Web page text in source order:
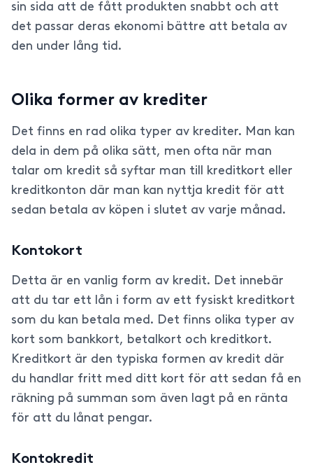
sin sida att de fått produkten snabbt och att
det passar deras ekonomi bättre att betala av
den under lång tid.
Olika former av krediter
Det finns en rad olika typer av krediter. Man kan
dela in dem på olika sätt, men ofta när man
talar om kredit så syftar man till kreditkort eller
kreditkonton där man kan nyttja kredit för att
sedan betala av köpen i slutet av varje månad.
Kontokort
Detta är en vanlig form av kredit. Det innebär
att du tar ett lån i form av ett fysiskt kreditkort
som du kan betala med. Det finns olika typer av
kort som bankkort, betalkort och kreditkort.
Kreditkort är den typiska formen av kredit där
du handlar fritt med ditt kort för att sedan få en
räkning på summan som även lagt på en ränta
för att du lånat pengar.
Kontokredit